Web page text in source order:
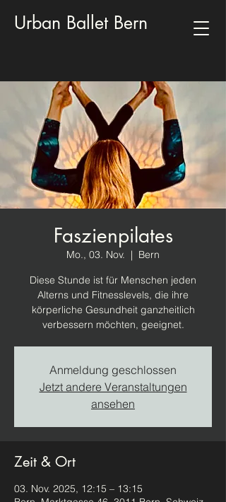
Urban Ballet Bern
Faszienpilates
Mo., 03. Nov.
  |
Bern
Diese Stunde ist für Menschen jeden
Alterns und Fitnesslevels, die ihre
körperliche Gesundheit ganzheitlich
verbessern möchten, geeignet.
Anmeldung geschlossen
Jetzt andere Veranstaltungen
ansehen
Zeit & Ort
03. Nov. 2025, 12:15 – 13:15